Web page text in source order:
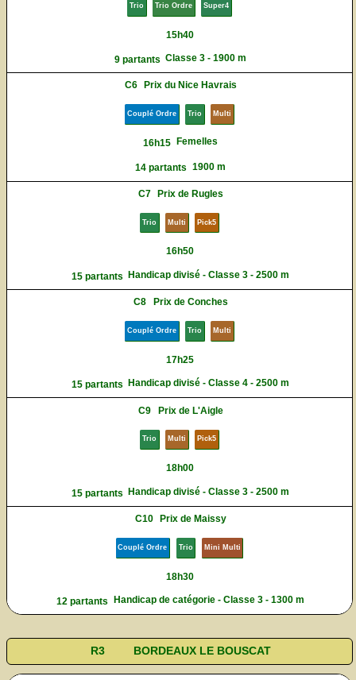
Trio Trio Ordre Super4
15h40
9 partants Classe 3 - 1900 m
C6 Prix du Nice Havrais
Couplé Ordre Trio Multi
16h15 Femelles
14 partants 1900 m
C7 Prix de Rugles
Trio Multi Pick5
16h50
15 partants Handicap divisé - Classe 3 - 2500 m
C8 Prix de Conches
Couplé Ordre Trio Multi
17h25
15 partants Handicap divisé - Classe 4 - 2500 m
C9 Prix de L'Aigle
Trio Multi Pick5
18h00
15 partants Handicap divisé - Classe 3 - 2500 m
C10 Prix de Maissy
Couplé Ordre Trio Mini Multi
18h30
12 partants Handicap de catégorie - Classe 3 - 1300 m
R3 BORDEAUX LE BOUSCAT